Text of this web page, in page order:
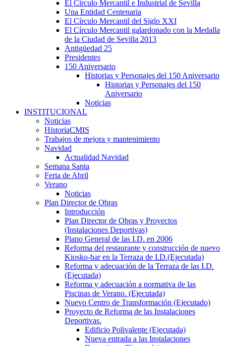
El Círculo Mercantil e Industrial de Sevilla
Una Entidad Centenaria
El Círculo Mercantil del Siglo XXI
El Círculo Mercantil galardonado con la Medalla
de la Ciudad de Sevilla 2013
Antigüedad 25
Presidentes
150 Aniversario
Historias y Personajes del 150 Aniversario
Historias y Personajes del 150
Aniversario
Noticias
INSTITUCIONAL
Noticias
HistoriaCMIS
Trabajos de mejora y mantenimiento
Navidad
Actualidad Navidad
Semana Santa
Feria de Abril
Verano
Noticias
Plan Director de Obras
Introducción
Plan Director de Obras y Proyectos
(Instalaciones Deportivas)
Plano General de las I.D. en 2006
Reforma del restaurante y construcción de nuevo
Kiosko-bar en la Terraza de I.D.(Ejecutada)
Reforma y adecuación de la Terraza de las I.D.
(Ejecutada)
Reforma y adecuación a normativa de las
Piscinas de Verano. (Ejecutada)
Nuevo Centro de Transformación (Ejecutado)
Proyecto de Reforma de las Instalaciones
Deportivas.
Edificio Polivalente (Ejecutada)
Nueva entrada a las Instalaciones